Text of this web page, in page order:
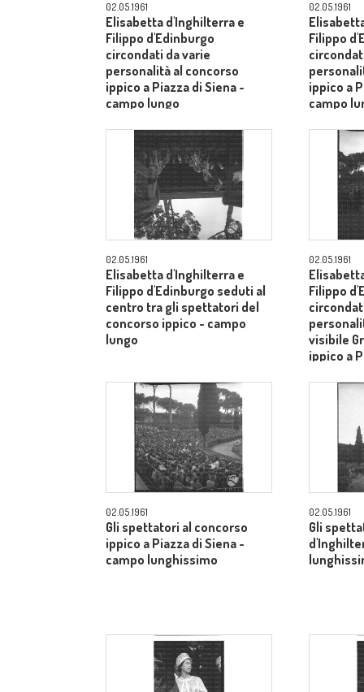
02.05.1961
Elisabetta d'Inghilterra e
Filippo d'Edinburgo
circondati da varie
personalità al concorso
ippico a Piazza di Siena -
campo lungo
02.05.1961
Filippo
ippico a
campo
02.05.1961
Elisabetta d'Inghilterra e
Filippo d'Edinburgo seduti al
centro tra gli spettatori del
concorso ippico - campo
lungo
02.05.1961
Filippo
visibile
ippico a
02.05.1961
Gli spettatori al concorso
ippico a Piazza di Siena -
campo lunghissimo
02.05.1961
Gli